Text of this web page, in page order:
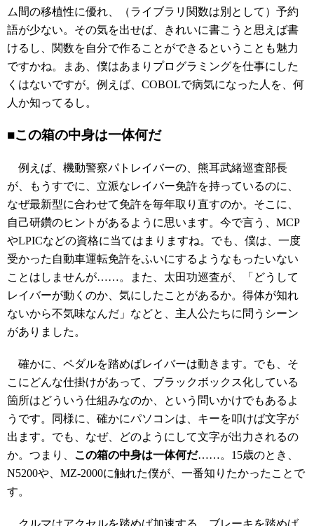
ム間の移植性に優れ、（ライブラリ関数は別として）予約
語が少ない。その気を出せば、きれいに書こうと思えば書
けるし、関数を自分で作ることができるということも魅力
ですかね。まあ、僕はあまりプログラミングを仕事にした
くはないですが。例えば、COBOLで病気になった人を、何
人か知ってるし。
■この箱の中身は一体何だ
例えば、機動警察パトレイバーの、熊耳武緒巡査部長
が、もうすでに、立派なレイバー免許を持っているのに、
なぜ最新型に合わせて免許を毎年取り直すのか。そこに、
自己研鑽のヒントがあるように思います。今で言う、MCP
やLPICなどの資格に当てはまりますね。でも、僕は、一度
受かった自動車運転免許をふいにするようなもったいない
ことはしませんが……。また、太田功巡査が、「どうして
レイバーが動くのか、気にしたことがあるか。得体が知れ
ないから不気味なんだ」などと、主人公たちに問うシーン
がありました。
確かに、ペダルを踏めばレイバーは動きます。でも、そ
こにどんな仕掛けがあって、ブラックボックス化している
箇所はどういう仕組みなのか、という問いかけでもあるよ
うです。同様に、確かにパソコンは、キーを叩けば文字が
出ます。でも、なぜ、どのようにして文字が出力されるの
か。つまり、 この箱の中身は一体何だ……。15歳のとき、
N5200や、MZ-2000に触れた僕が、一番知りたかったことで
す。
クルマはアクセルを踏めば加速する。ブレーキを踏めば